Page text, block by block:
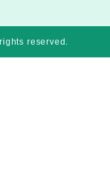
reserved.